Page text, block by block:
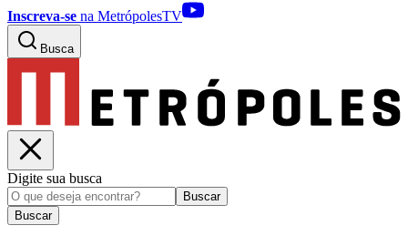
Inscreva-se na MetrópolesTV
Busca
Digite sua busca
Buscar
Buscar